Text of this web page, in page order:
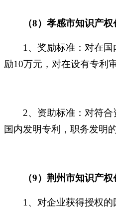
（8）孝感市知识产
1、奖励标准：对在
励10万元，对在设有专利
2、资助标准：对符
国内发明专利，职务发明
（9）荆州市知识产
1、对企业获得授权